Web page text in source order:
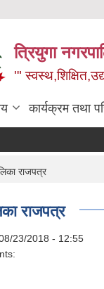
त्रियुगा
'"
कार्यक्रम तथा
राजपत्र
राजपत्र
23/2018 - 12:55